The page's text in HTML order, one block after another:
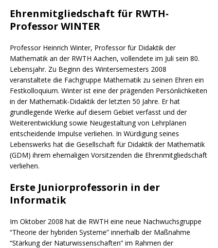
Ehrenmitgliedschaft für RWTH-
Professor WINTER
Professor Heinrich Winter, Professor für Didaktik der
Mathematik an der RWTH Aachen, vollendete im Juli sein 80.
Lebensjahr. Zu Beginn des Wintersemesters 2008
veranstaltete die Fachgruppe Mathematik zu seinen Ehren ein
Festkolloquium. Winter ist eine der prägenden Persönlichkeiten
in der Mathematik-Didaktik der letzten 50 Jahre. Er hat
grundlegende Werke auf diesem Gebiet verfasst und der
Weiterentwicklung sowie Neugestaltung von Lehrplänen
entscheidende Impulse verliehen. In Würdigung seines
Lebenswerks hat die Gesellschaft für Didaktik der Mathematik
(GDM) ihrem ehemaligen Vorsitzenden die Ehrenmitgliedschaft
verliehen.
Erste Juniorprofessorin in der
Informatik
Im Oktober 2008 hat die RWTH eine neue Nachwuchsgruppe
“Theorie der hybriden Systeme” innerhalb der Maßnahme
“Stärkung der Naturwissenschaften” im Rahmen der